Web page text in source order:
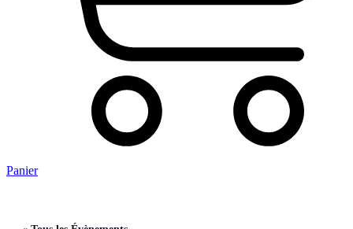
Panier